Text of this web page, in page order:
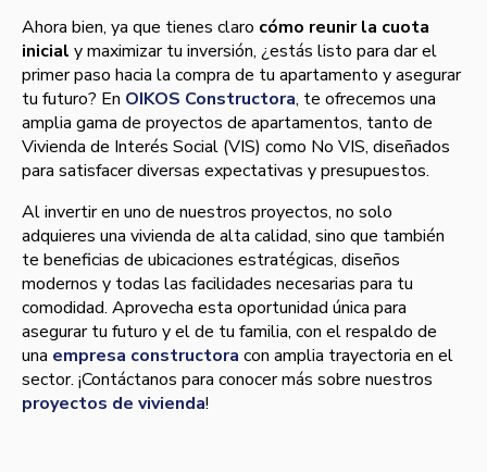
Ahora bien, ya que tienes claro cómo reunir la cuota
inicial y maximizar tu inversión, ¿estás listo para dar el
primer paso hacia la compra de tu apartamento y asegurar
tu futuro? En OIKOS Constructora, te ofrecemos una
amplia gama de proyectos de apartamentos, tanto de
Vivienda de Interés Social (VIS) como No VIS, diseñados
para satisfacer diversas expectativas y presupuestos.
Al invertir en uno de nuestros proyectos, no solo
adquieres una vivienda de alta calidad, sino que también
te beneficias de ubicaciones estratégicas, diseños
modernos y todas las facilidades necesarias para tu
comodidad. Aprovecha esta oportunidad única para
asegurar tu futuro y el de tu familia, con el respaldo de
una empresa constructora con amplia trayectoria en el
sector. ¡Contáctanos para conocer más sobre nuestros
proyectos de vivienda!